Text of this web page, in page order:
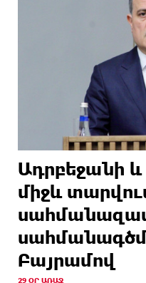
Ադրբեջանի
միջև
Բայրամով
29 ՕՐ ԱՌԱՋ